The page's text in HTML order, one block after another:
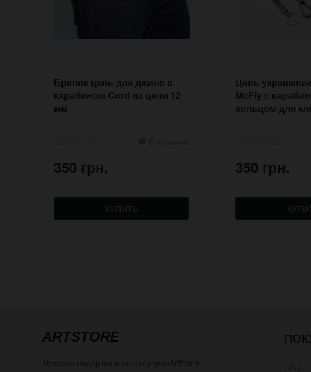
Брелок цепь для джинс с
карабином Cord из цепи 12
мм
В наличии
350 грн.
КУПИТЬ
Цепь
McFly с
кольцом для
350 грн.
ARTSTORE